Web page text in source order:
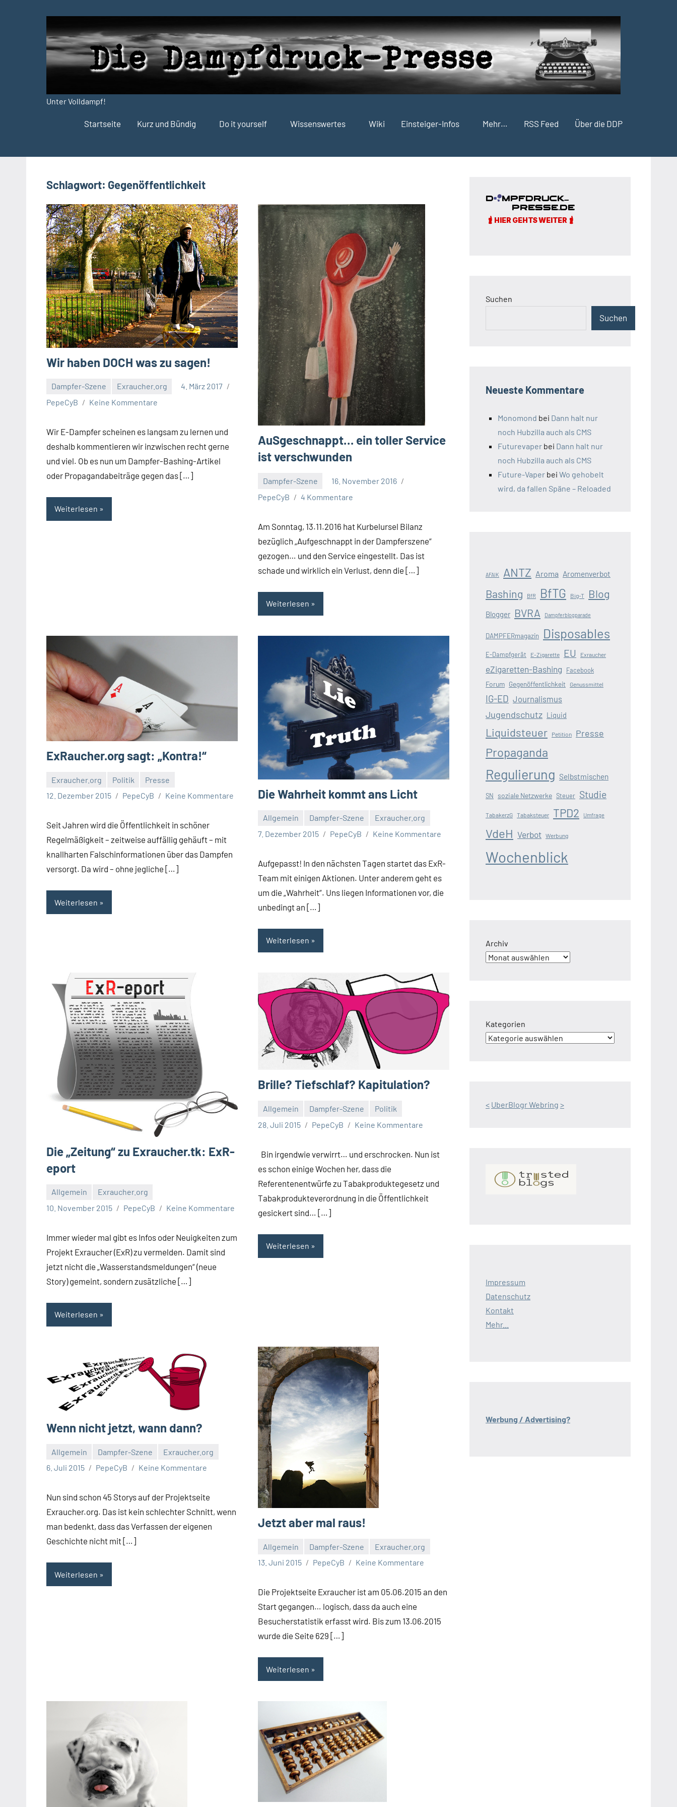
Presse
Unter Volldampf!
Startseite Kurz und Bündig Do it yourself Wissenswertes Wiki Einsteiger-Infos Mehr… RSS Feed Über die DDP
Schlagwort: Gegenöffentlichkeit
Wir haben DOCH was zu sagen!
Dampfer-Szene Exraucher.org
4. März 2017
PepeCyB
Keine Kommentare
Wir E-Dampfer scheinen es langsam zu lernen und
deshalb kommentieren wir inzwischen recht gerne
und viel. Ob es nun um Dampfer-Bashing-Artikel
oder Propagandabeiträge gegen das […]
Weiterlesen
AuSgeschnappt… ein toller Service
ist verschwunden
Dampfer-Szene
16. November 2016
PepeCyB
4 Kommentare
Am Sonntag, 13.11.2016 hat Kurbelursel Bilanz
bezüglich „Aufgeschnappt in der Dampferszene“
gezogen… und den Service eingestellt. Das ist
schade und wirklich ein Verlust, denn die […]
Weiterlesen
ExRaucher.org sagt: „Kontra!“
Exraucher.org Politik
Presse
12. Dezember 2015
PepeCyB Keine Kommentare
Seit Jahren wird die Öffentlichkeit in schöner
Regelmäßigkeit – zeitweise auffällig gehäuft – mit
knallharten Falschinformationen über das Dampfen
versorgt. Da wird – ohne jegliche […]
Weiterlesen
Die Wahrheit kommt ans Licht
Allgemein Dampfer-Szene
Exraucher.org
7. Dezember 2015
PepeCyB Keine Kommentare
Aufgepasst! In den nächsten Tagen startet das ExR-
Team mit einigen Aktionen. Unter anderem geht es
um die „Wahrheit“. Uns liegen Informationen vor, die
unbedingt an […]
Weiterlesen
Die „Zeitung“ zu Exraucher.tk: ExR-
eport
Allgemein
Exraucher.org
10. November 2015
PepeCyB Keine Kommentare
Immer wieder mal gibt es Infos oder Neuigkeiten zum
Projekt Exraucher (ExR) zu vermelden. Damit sind
jetzt nicht die „Wasserstandsmeldungen“ (neue
Story) gemeint, sondern zusätzliche […]
Weiterlesen
Brille? Tiefschlaf? Kapitulation?
Allgemein Dampfer-Szene
Politik
28. Juli 2015
PepeCyB Keine Kommentare
Bin irgendwie verwirrt… und erschrocken. Nun ist
es schon einige Wochen her, dass die
Referentenentwürfe zu Tabakproduktegesetz und
Tabakprodukteverordnung in die Öffentlichkeit
gesickert sind… […]
Weiterlesen
Wenn nicht jetzt, wann dann?
Allgemein Dampfer-Szene
Exraucher.org
6. Juli 2015
PepeCyB Keine Kommentare
Nun sind schon 45 Storys auf der Projektseite
Exraucher.org. Das ist kein schlechter Schnitt, wenn
man bedenkt, dass das Verfassen der eigenen
Geschichte nicht mit […]
Weiterlesen
Jetzt aber mal raus!
Allgemein Dampfer-Szene
Exraucher.org
13. Juni 2015
PepeCyB Keine Kommentare
Die Projektseite Exraucher ist am 05.06.2015 an den
Start gegangen… logisch, dass da auch eine
Besucherstatistik erfasst wird. Bis zum 13.06.2015
wurde die Seite 629 […]
Weiterlesen
Suchen
Suchen
Neueste Kommentare
Monomond bei Dann halt nur
noch Hubzilla auch als CMS
Futurevaper bei Dann halt nur
noch Hubzilla auch als CMS
Future-Vaper bei Wo gehobelt
wird, da fallen Späne – Reloaded
AFAIK ANTZ Aroma Aromenverbot
Bashing BfR BfTG Big-T Blog
Blogger BVRA Dampferblogparade
DAMPFERmagazin Disposables
E-Dampfgerät E-Zigarette EU Exraucher
eZigaretten-Bashing Facebook
Forum Gegenöffentlichkeit Genussmittel
IG-ED Journalismus
Jugendschutz Liquid
Liquidsteuer Petition Presse
Propaganda
Regulierung Selbstmischen
SN soziale Netzwerke Steuer Studie
TabakerzG Tabaksteuer TPD2 Umfrage
VdeH Verbot Werbung
Wochenblick
Archiv
Kategorien
< UberBlogr Webring >
Impressum
Datenschutz
Kontakt
Mehr...
Werbung / Advertising?